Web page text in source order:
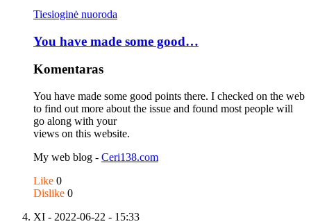
Tiesioginė nuoroda
You have made some good…
Komentaras
You have made some good points there. I checked on the web
to find out more about the issue and found most people will
go along with your
views on this website.
My web blog - Ceri138.com
Like 0
Dislike 0
XI - 2022-06-22 - 15:33